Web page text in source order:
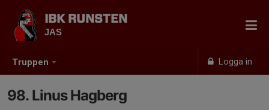
Truppen Logga in
IBK RUNSTEN
JAS
98. Linus Hagberg